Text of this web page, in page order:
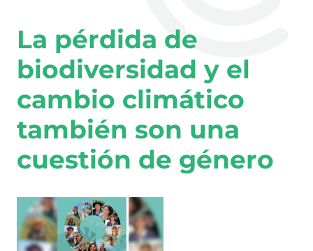
La pérdida de
biodiversidad y el
cambio climático
también son una
cuestión de género